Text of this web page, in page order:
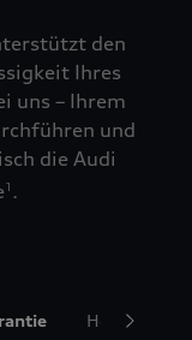
den
Ihres
uns – Ihrem
und
die Audi
1 .
Hol- und